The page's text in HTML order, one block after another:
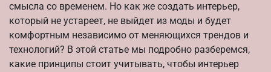
смысла со временем. Но как же создать интерьер,
который не устареет, не выйдет из моды и будет
комфортным независимо от меняющихся трендов и
технологий? В этой статье мы подробно разберемся,
какие принципы стоит учитывать, чтобы интерьер